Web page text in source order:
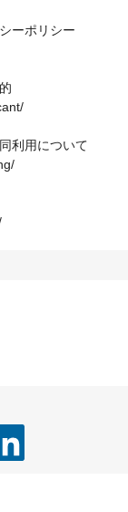
ーポリシー
利用について